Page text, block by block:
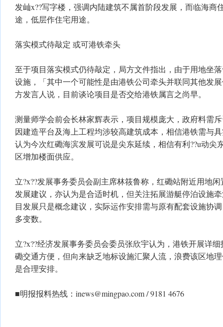
发屾x??写字楼，强调内陆建筑不属首阶段发展，而临海商
途，低层作住宅用途。
落实模式待敲定 或可港铁牵头
至于项目落实模式仍待敲定，局方文件指出，由于用地坐
设施，「其中一个可能性是由港铁公司牵头并联同其他发
方发言人说，目前谈论项目是否交给港铁属言之尚早。
测量师学会前会长林家辉表示，项目规模庞大，政府料需
因建造平台及海上工程均涉较高建筑成本，相信港铁需与
认为今次红磡海滨发展可说是尖东延续，相信有利??u动尖
区增加楼面供应。
立?x??发展事务委员会副主席林筱鲁称，红磡站附近用地
发展建议，亦认为是合适时机，但关注拓展游艇停泊设施
目发展只是概念建议，实际运作安排需与原有配套设施协
多变数。
立?x??经济发展事务委员会委员张欣宇认为，港铁开展详
磡交通方便，但向来缺乏地标设施汇聚人流，浪费该区地
是合理安排。
■明报报料热线： inews@mingpao.com/ 9181 4676